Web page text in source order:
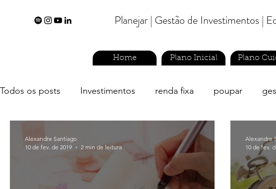
Planejar | Gestão de Investimentos |
Home Plano Inicial Plano
Todos os posts Investimentos renda fixa poupar
previdência
Alexandre Santiago
10 de fev. de 2019
2 min de leitura
Alexandre
10 de fev.